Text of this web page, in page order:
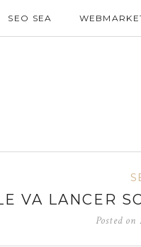
SEO SEA
VA LANCER
Posted on